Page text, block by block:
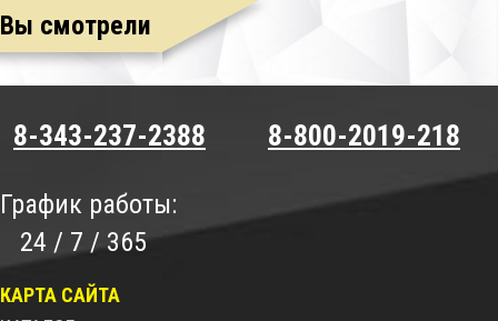
Вы смотрели
8-343-237-2388 8-800-2019-218
График работы:
24 / 7 / 365
КАРТА САЙТА